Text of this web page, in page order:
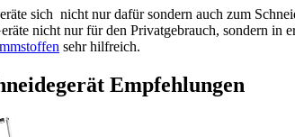
sich nicht nur dafür sondern auch zum
nicht nur für den Privatgebrauch, sondern in
sehr hilfreich.
Empfehlungen